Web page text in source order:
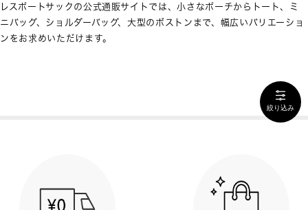
レスポートサックの公式通販サイトでは、小さなポーチからトート、ミ
ニバッグ、ショルダーバッグ、大型のボストンまで、幅広いバリエーショ
ンをお求めいただけます。
絞り込み